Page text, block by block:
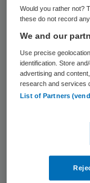
jaar
beantwoord.
kwam niet
Ab Klink van
drongen
Would you rather not?
these do not record
We and our
Use precise
identification. Store
advertising and
research and services
List of Partners